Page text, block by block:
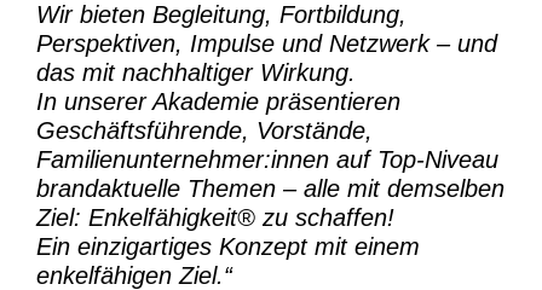
Wir bieten Begleitung, Fortbildung,
Perspektiven, Impulse und Netzwerk – und
das mit nachhaltiger Wirkung.
In unserer Akademie präsentieren
Geschäftsführende, Vorstände,
Familienunternehmer:innen auf Top-Niveau
brandaktuelle Themen – alle mit demselben
Ziel: Enkelfähigkeit® zu schaffen!
Ein einzigartiges Konzept mit einem
enkelfähigen Ziel.“